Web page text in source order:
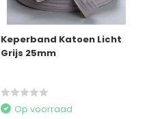
Keperband Katoen Licht
Grijs 25mm
Op voorraad